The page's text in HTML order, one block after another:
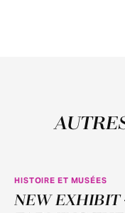
JUIN
HISTOIRE ET MUSÉES
NEW EXHIBIT